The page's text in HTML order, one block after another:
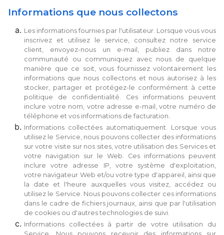
Informations que nous collectons
Les informations fournies par l'utilisateur. Lorsque vous vous
inscrivez et utilisez le service, consultez notre service
client, envoyez-nous un e-mail, publiez dans notre
communauté ou communiquez avec nous de quelque
manière que ce soit, vous fournissez volontairement les
informations que nous collectons et nous autorisez à les
stocker, partager et protégez-le conformément à cette
politique de confidentialité. Ces informations peuvent
inclure votre nom, votre adresse e-mail, votre numéro de
téléphone et vos informations de facturation.
Informations collectées automatiquement. Lorsque vous
utilisez le Service, nous pouvons collecter des informations
sur votre visite sur nos sites, votre utilisation des Services et
votre navigation sur le Web. Ces informations peuvent
inclure votre adresse IP, votre système d'exploitation,
votre navigateur Web et/ou votre type d'appareil, ainsi que
la date et l'heure auxquelles vous visitez, accédez ou
utilisez le Service. Nous pouvons collecter ces informations
dans le cadre de fichiers journaux, ainsi que par l'utilisation
de cookies ou d'autres technologies de suivi.
Informations collectées à partir de votre utilisation du